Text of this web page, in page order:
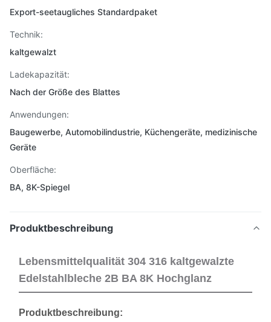
Export-seetaugliches Standardpaket
Technik:
kaltgewalzt
Ladekapazität:
Nach der Größe des Blattes
Anwendungen:
Baugewerbe, Automobilindustrie, Küchengeräte, medizinische
Geräte
Oberfläche:
BA, 8K-Spiegel
Produktbeschreibung
Lebensmittelqualität 304 316 kaltgewalzte
Edelstahlbleche 2B BA 8K Hochglanz
Produktbeschreibung: